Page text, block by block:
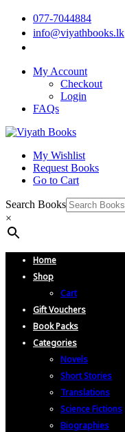
077-7044884
info@viyathbooks.lk
My Account
Checkout
Login
FAQs
My Wishlist
Request Books
Go to Cart
Search Books
×
Home
Shop
Cart
Gift Vouchers
Book Packs
Categories
Novels
Short Stories
Translations
Science Fictions
Biographies